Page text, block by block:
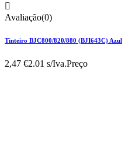

Avaliação(0)
Tinteiro BJC800/820/880 (BJI643C) Azul
2,47 €2.01 s/Iva.Preço